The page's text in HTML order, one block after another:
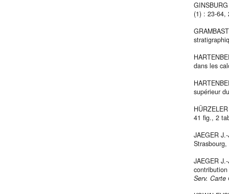
(1) : 23-64,
dans les
supérieur
41 fig., 2
JAEGER
JAEGER
Serv. Carte